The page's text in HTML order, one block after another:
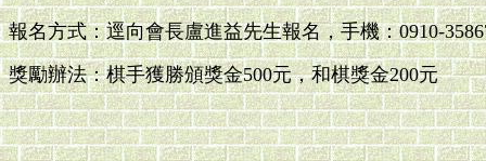
報名方式：逕向會長盧進益先生報名，手機：0910-
獎勵辦法：棋手獲勝頒獎金500元，和棋獎金200元